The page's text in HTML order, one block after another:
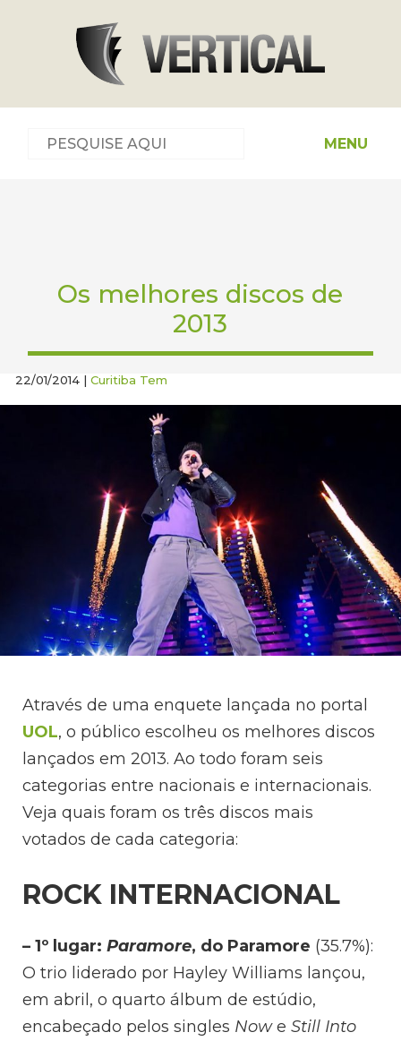
MENU
Os melhores discos de
2013
22/01/2014 |Curitiba Tem
Através de uma enquete lançada no portal
UOL, o público escolheu os melhores discos
lançados em 2013. Ao todo foram seis
categorias entre nacionais e internacionais.
Veja quais foram os três discos mais
votados de cada categoria:
ROCK INTERNACIONAL
– 1º lugar:Paramore, do Paramore (35.7%):
O trio liderado por Hayley Williams lançou,
em abril, o quarto álbum de estúdio,
encabeçado pelos singles NoweStill Into